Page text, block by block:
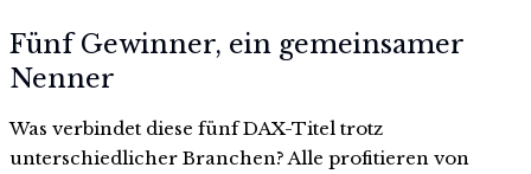
Fünf Gewinner, ein gemeinsamer
Nenner
Was verbindet diese fünf DAX-Titel trotz
unterschiedlicher Branchen? Alle profitieren von